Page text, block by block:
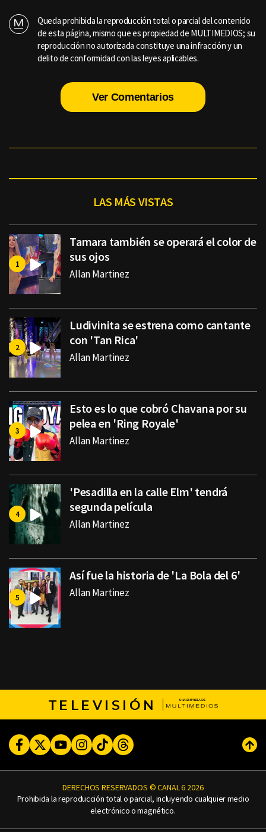
Queda prohibida la reproducción total o parcial del contenido
de esta página, mismo que es propiedad de MULTIMEDIOS; su
reproducción no autorizada constituye una infracción y un
delito de conformidad con las leyes aplicables.
Ver Comentarios
LAS MÁS VISTAS
Tamara también se operará el color de
sus ojos
Allan Martinez
Ludivinita se estrena como cantante
con 'Tan Rica'
Allan Martinez
Esto es lo que cobró Chavana por su
pelea en 'Ring Royale'
Allan Martinez
'Pesadilla en la calle Elm' tendrá
segunda película
Allan Martinez
Así fue la historia de 'La Bola del 6'
Allan Martinez
TELEVISIÓN
FacebookTwitterYoutubeInstagram
TikTokThreads
DERECHOS RESERVADOS © CANAL 6 2026
Prohibida la reproducción total o parcial, incluyendo cualquier medio
electrónico o magnético.